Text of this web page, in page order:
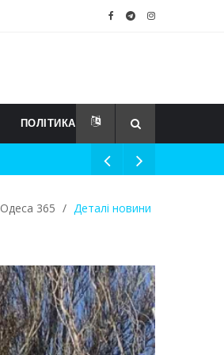
ПОЛІТИКА
Одеса 365 / Деталі новини